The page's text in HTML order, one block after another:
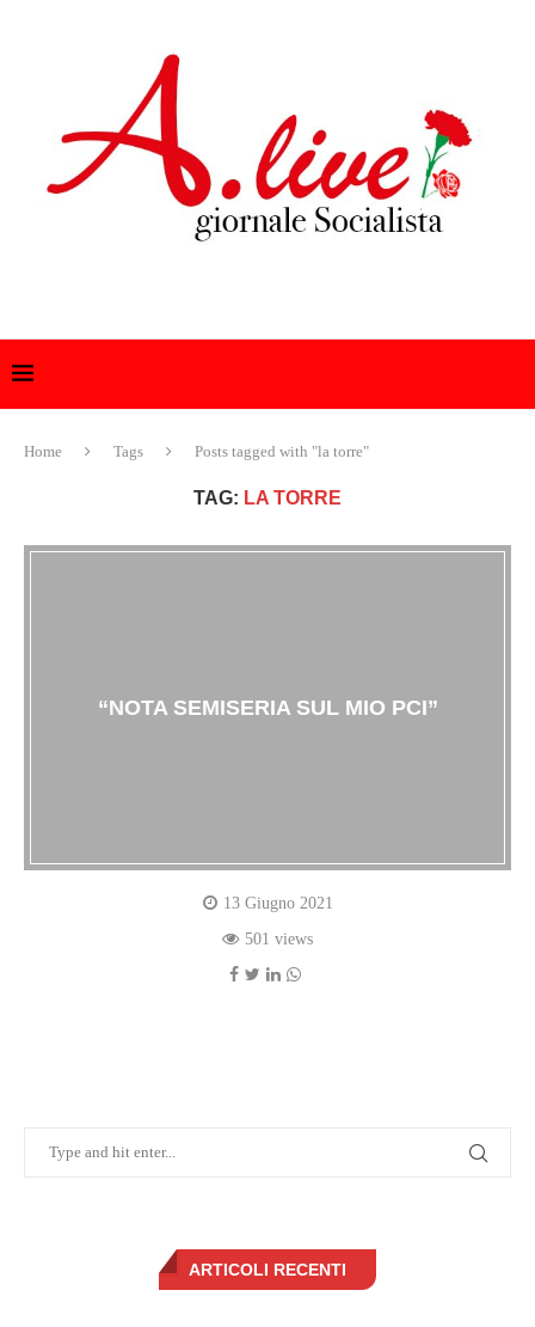
Home Tags Posts tagged with "la torre"
TAG: LA TORRE
“NOTA SEMISERIA SUL MIO PCI”
13 Giugno 2021
501 views
ARTICOLI RECENTI